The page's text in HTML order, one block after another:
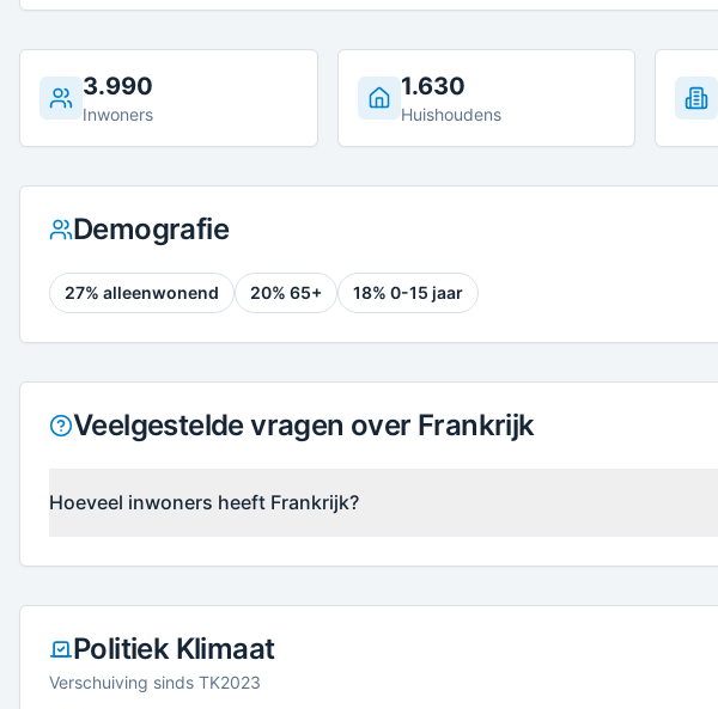
3.990
Inwoners
1.630
Huishoudens
Demografie
27% alleenwonend 20% 65+ 18% 0-15 jaar
Veelgestelde vragen over Frankrijk
Hoeveel inwoners heeft Frankrijk?
Politiek Klimaat
Verschuiving sinds TK2023